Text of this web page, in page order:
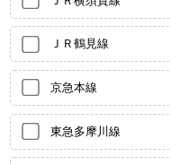
ＪＲ鶴見線
京急本線
東急多摩川線